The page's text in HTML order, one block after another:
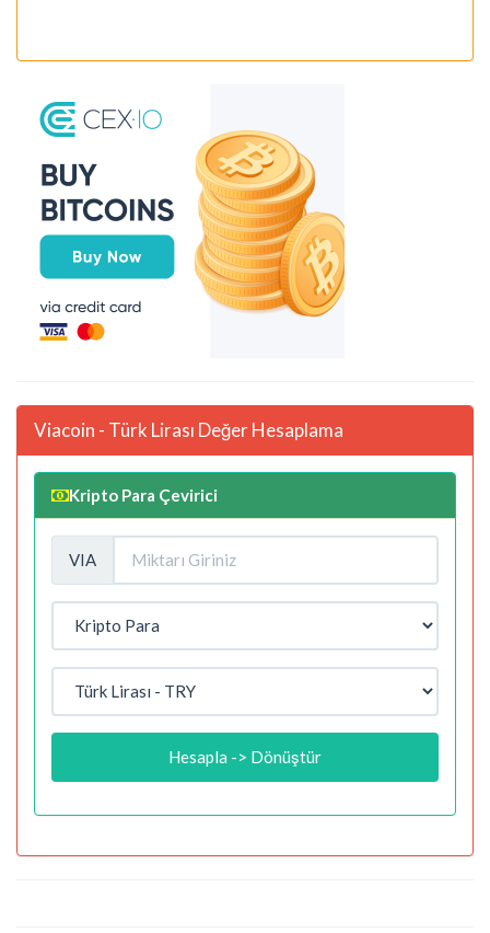
Viacoin - Türk Lirası Değer Hesaplama
Kripto Para Çevirici
VIA
Hesapla -> Dönüştür